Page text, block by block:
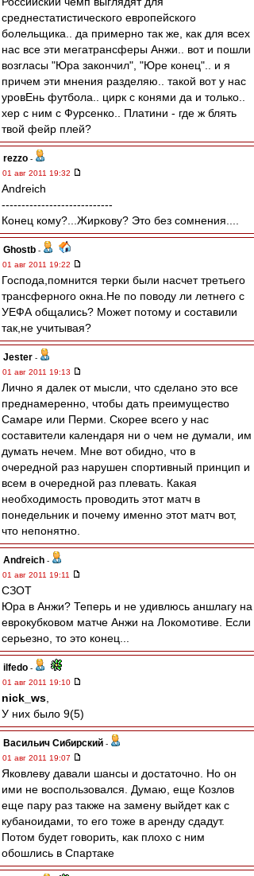
среднестатистического европейского
болельщика.. да примерно так же, как для всех
нас все эти мегатрансферы Анжи.. вот и пошли
возгласы "Юра закончил", "Юре конец".. и я
причем эти мнения разделяю.. такой вот у нас
уровЕнь футбола.. цирк с конями да и только..
хер с ним с Фурсенко.. Платини - где ж блять
твой фейр плей?
rezzo -
01 авг 2011 19:32
Andreich
----------------------------
Конец кому?...Жиркову? Это без сомнения....
Ghostb -
01 авг 2011 19:22
Господа,помнится терки были насчет третьего
трансферного окна.Не по поводу ли летнего с
УЕФА общались? Может потому и составили
так,не учитывая?
Jester -
01 авг 2011 19:13
Лично я далек от мысли, что сделано это все
преднамеренно, чтобы дать преимущество
Самаре или Перми. Скорее всего у нас
составители календаря ни о чем не думали, им
думать нечем. Мне вот обидно, что в
очередной раз нарушен спортивный принцип и
всем в очередной раз плевать. Какая
необходимость проводить этот матч в
понедельник и почему именно этот матч вот,
что непонятно.
Andreich -
01 авг 2011 19:11
СЗОТ
Юра в Анжи? Теперь и не удивлюсь аншлагу на
еврокубковом матче Анжи на Локомотиве. Если
серьезно, то это конец...
ilfedo -
01 авг 2011 19:10
nick_ws
У них было 9(5)
Васильич Сибирский -
01 авг 2011 19:07
Яковлеву давали шансы и достаточно. Но он
ими не воспользовался. Думаю, еще Козлов
еще пару раз также на замену выйдет как с
кубаноидами, то его тоже в аренду сдадут.
Потом будет говорить, как плохо с ним
обошлись в Спартаке